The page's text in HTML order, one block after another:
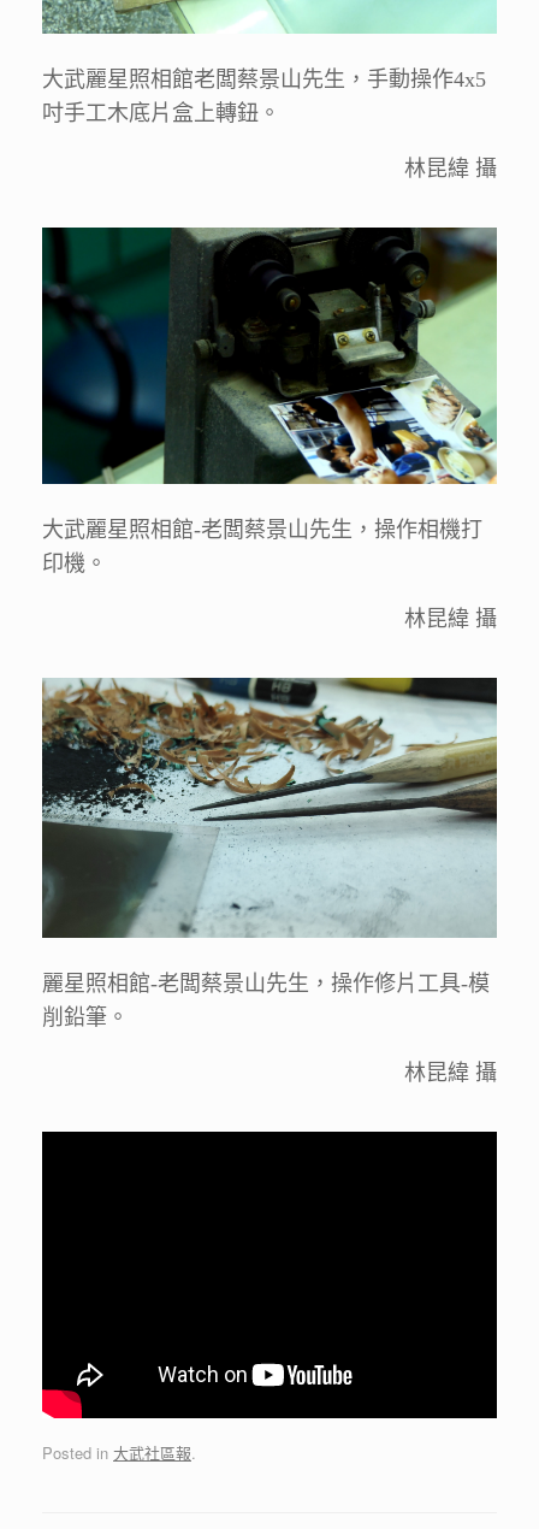
大武麗星照相館老闆蔡景山先生，手動操作4x5
吋手工木底片盒上轉鈕。
林昆緯 攝
大武麗星照相館-老闆蔡景山先生，操作相機打
印機。
林昆緯 攝
麗星照相館-老闆蔡景山先生，操作修片工具-模
削鉛筆。
林昆緯 攝
Posted in 大武社區報.